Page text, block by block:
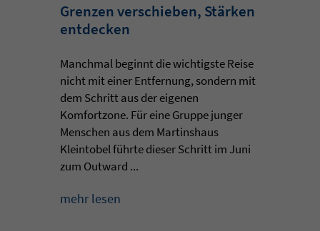
Grenzen verschieben, Stärken
entdecken
Manchmal beginnt die wichtigste Reise
nicht mit einer Entfernung, sondern mit
dem Schritt aus der eigenen
Komfortzone. Für eine Gruppe junger
Menschen aus dem Martinshaus
Kleintobel führte dieser Schritt im Juni
zum Outward ...
mehr lesen